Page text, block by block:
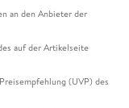
an den Anbieter der
auf der Artikelseite
(UVP) des